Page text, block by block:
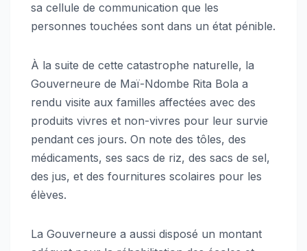
sa cellule de communication que les
personnes touchées sont dans un état pénible.
À la suite de cette catastrophe naturelle, la
Gouverneure de Maï-Ndombe Rita Bola a
rendu visite aux familles affectées avec des
produits vivres et non-vivres pour leur survie
pendant ces jours. On note des tôles, des
médicaments, ses sacs de riz, des sacs de sel,
des jus, et des fournitures scolaires pour les
élèves.
La Gouverneure a aussi disposé un montant